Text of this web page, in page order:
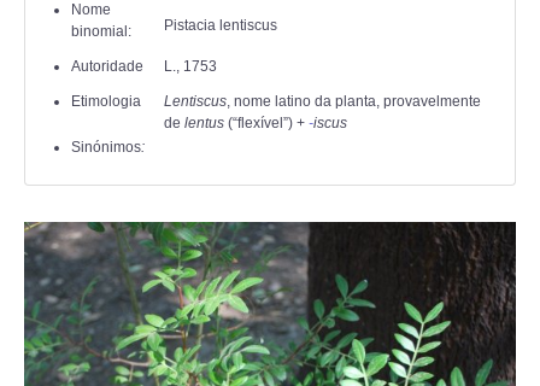
Nome
binomial:
Pistacia lentiscus
Autoridade L., 1753
Etimologia Lentiscus, nome latino da planta, provavelmente
de lentus (“flexível ”) +‎ -iscus
Sinónimos: